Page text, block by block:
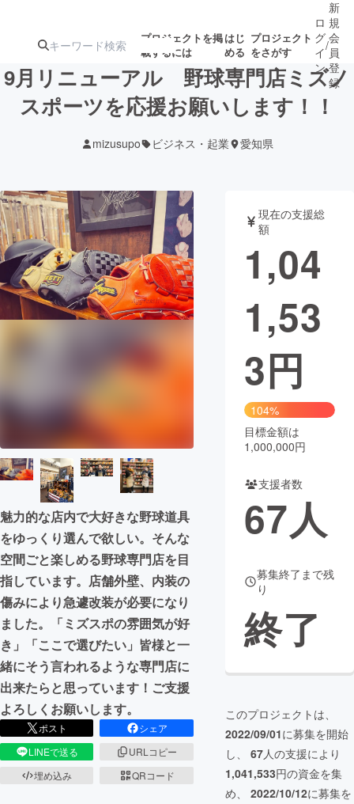
プロジェクトを掲
載するには
はじ
める
プロジェクト
をさがす
ターン
ジェクト
募集終了が近いプ
ロジェクト
アート・写真 音楽
テクノロジー・ガジェット ゲーム・サ
映像・映画
CAMPFIRE for Social Good
CAMPFIRE Creation
CAMPFIREふるさと納税
コミュニティ
ロ
グ
イ
ン
/
新
規
会
員
登
録
9月リニューアル 野球専門店ミズノ
スポーツを応援お願いします！！
mizusupo ビジネス・起業 愛知県
魅力的な店内で大好きな野球道具
をゆっくり選んで欲しい。そんな
空間ごと楽しめる野球専門店を目
指しています。店舗外壁、内装の
傷みにより急遽改装が必要になり
ました。「ミズスポの雰囲気が好
き」「ここで選びたい」皆様と一
緒にそう言われるような専門店に
出来たらと思っています！ご支援
よろしくお願いします。
ポスト
シェア
LINEで送る
URLコピー
埋め込み
QRコード
現在の支援総
額
1,04
1,53
3円
104%
目標金額は
1,000,000円
支援者数
67人
募集終了まで残
り
終了
このプロジェクトは、
2022/09/01に募集を開始
し、 67人の支援により
1,041,533円の資金を集
め、 2022/10/12に募集を